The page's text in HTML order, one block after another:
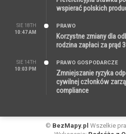
wspierać polskich
SIE 18TH
10:47 AM
PRAWO
Korzystne zmiany dla
rodzina zapłaci za prąd
SIE 14TH
10:03 PM
PRAWO GOSPODARCZE
Zmniejszanie ryzyka
cywilnej członków
compliance
© BezMapy.pl Wszelkie